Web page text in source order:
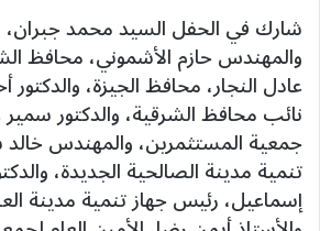
شارك في الحفل السيد محمد جبران،
والمهندس حازم الأشموني، محافظ
عادل النجار، محافظ الجيزة،
نائب محافظ الشرقية، والدكتور
جمعية المستثمرين، والمهندس
تنمية مدينة الصالحية الجديدة،
إسماعيل، رئيس جهاز تنمية مدينة